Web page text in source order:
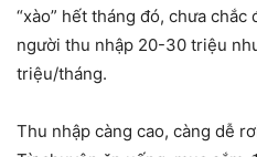
“xào” hết tháng đó, chưa
người thu nhập 20-30 triệu
triệu/tháng.
Thu nhập càng cao, càng dễ